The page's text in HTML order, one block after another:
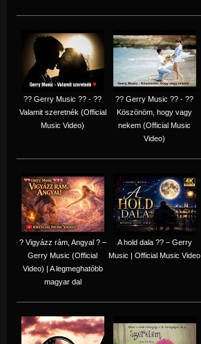
?? Gerry Music ?? - ??
Valamit szeretnék (Official
Music Video)
?? Gerry Music ?? - ??
Köszönöm, hogy vagy
nekem (Official Music
Video)
? Vigyázz rám, Angyal ? –
Gerry Music (Official
Video) | A legmeghatóbb
magyar dal
A hold dala ?? – Gerry
Music | Official Music Video